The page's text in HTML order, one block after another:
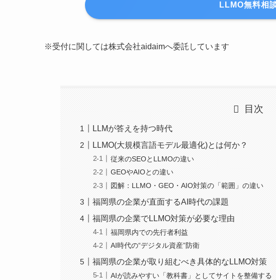
LLMO無料相
※受付に関しては株式会社aidaimへ委託しています
目次
LLMが答えを持つ時代
LLMO(大規模言語モデル最適化)とは何か？
従来のSEOとLLMOの違い
GEOやAIOとの違い
図解：LLMO・GEO・AIO対策の「範囲」の違い
福岡県の企業が直面するAI時代の課題
福岡県の企業でLLMO対策が必要な理由
福岡県内での先行者利益
AI時代の“デジタル資産”防衛
福岡県の企業が取り組むべき具体的なLLMO対策
AIが読みやすい「教科書」としてサイトを整備する